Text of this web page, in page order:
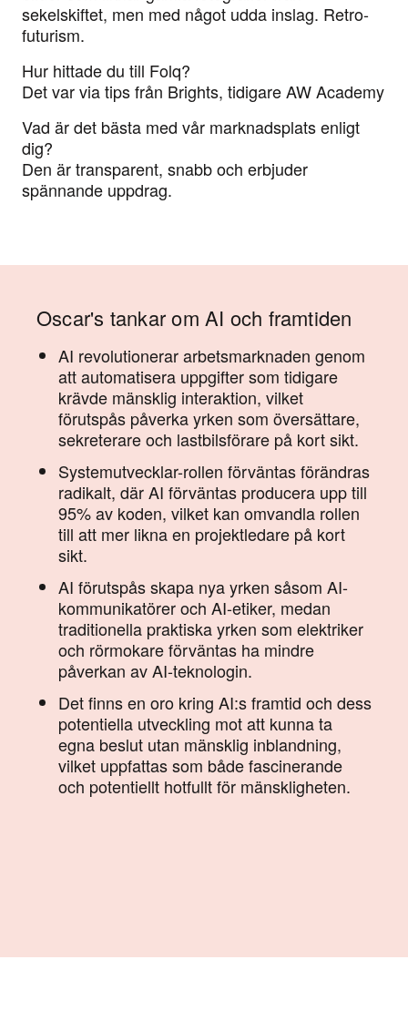
sekelskiftet, men med något udda inslag. Retro-
futurism.
Hur hittade du till Folq?
Det var via tips från Brights, tidigare AW Academy
Vad är det bästa med vår marknadsplats enligt
dig?
Den är transparent, snabb och erbjuder
spännande uppdrag.
Oscar's tankar om AI och framtiden
AI revolutionerar arbetsmarknaden genom
att automatisera uppgifter som tidigare
krävde mänsklig interaktion, vilket
förutspås påverka yrken som översättare,
sekreterare och lastbilsförare på kort sikt.
Systemutvecklar-rollen förväntas förändras
radikalt, där AI förväntas producera upp till
95% av koden, vilket kan omvandla rollen
till att mer likna en projektledare på kort
sikt.
AI förutspås skapa nya yrken såsom AI-
kommunikatörer och AI-etiker, medan
traditionella praktiska yrken som elektriker
och rörmokare förväntas ha mindre
påverkan av AI-teknologin.
Det finns en oro kring AI:s framtid och dess
potentiella utveckling mot att kunna ta
egna beslut utan mänsklig inblandning,
vilket uppfattas som både fascinerande
och potentiellt hotfullt för mänskligheten.